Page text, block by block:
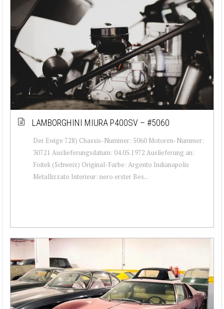
LAMBORGHINI MIURA P400SV – #5060
Der Ewige 728) Chassis-Nummer: 5060 Motoren-Nummer:
30721 Auslieferungsdatum: 04.05.1972 Auslieferung an:
Foitek (Schweiz) Original-Farbe: Argento Indianapolis
Metallizzato Interieur: nero erster Bes...